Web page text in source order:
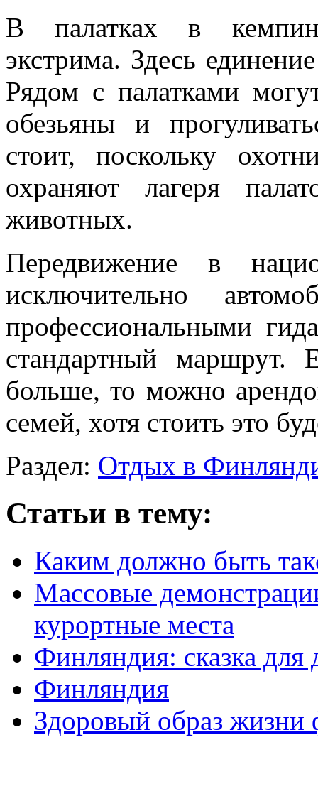
В палатках в
экстрима. Здесь
Рядом с палатками
обезьяны и
стоит, поскольку
охраняют лагеря
животных.
Передвижение в
исключительно
профессиональными
стандартный маршрут.
больше, то можно
семей, хотя стоить это
Раздел: Отдых в
Статьи в тему:
Каким должно быть
Массовые
курортные места
Финляндия: сказка для
Финляндия
Здоровый образ жизни